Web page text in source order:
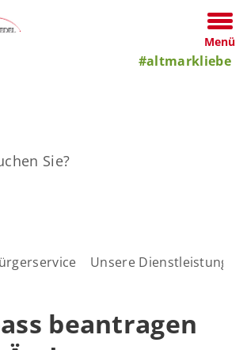
Menü
#altmarkliebe
Unsere Dienstleistungen
beantragen